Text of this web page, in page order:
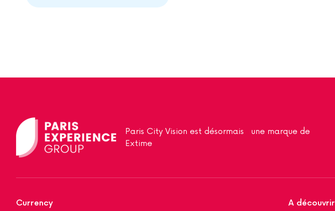
Paris City Vision est désormais une marque de
Extime
A découvrir
Currency